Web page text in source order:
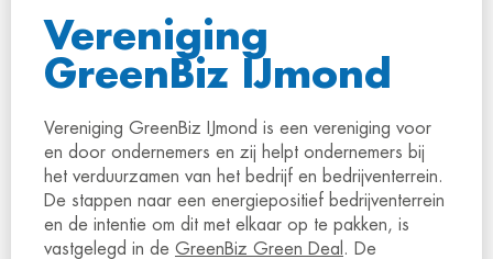
Vereniging
GreenBiz IJmond
Vereniging GreenBiz IJmond is een vereniging voor
en door ondernemers en zij helpt ondernemers bij
het verduurzamen van het bedrijf en bedrijventerrein.
De stappen naar een energiepositief bedrijventerrein
en de intentie om dit met elkaar op te pakken, is
vastgelegd in de GreenBiz Green Deal . De